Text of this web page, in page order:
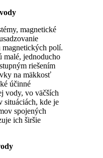
magnetické
magnetických polí.
malé, jednoducho
riešením
na mäkkosť
účinné
vody, vo väčších
situáciách, kde je
spojených
ich širšie